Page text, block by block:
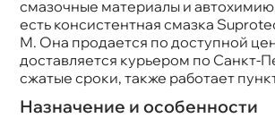
смазочные материалы и
есть консистентная смазка
М. Она продается по доступной
доставляется курьером по Санкт-
сжатые сроки, также работает
Назначение и особенности